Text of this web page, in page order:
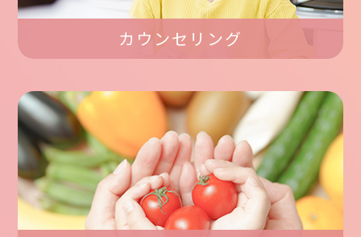
カウンセリング